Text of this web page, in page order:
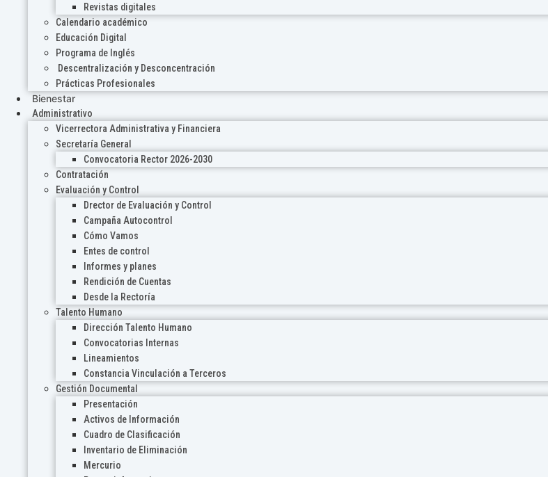
Revistas digitales
Calendario académico
Educación Digital
Programa de Inglés
Descentralización y Desconcentración
Prácticas Profesionales
Bienestar
Administrativo
Vicerrectora Administrativa y Financiera
Secretaría General
Convocatoria Rector 2026-2030
Contratación
Evaluación y Control
Drector de Evaluación y Control
Campaña Autocontrol
Cómo Vamos
Entes de control
Informes y planes
Rendición de Cuentas
Desde la Rectoría
Talento Humano
Dirección Talento Humano
Convocatorias Internas
Lineamientos
Constancia Vinculación a Terceros
Gestión Documental
Presentación
Activos de Información
Cuadro de Clasificación
Inventario de Eliminación
Mercurio